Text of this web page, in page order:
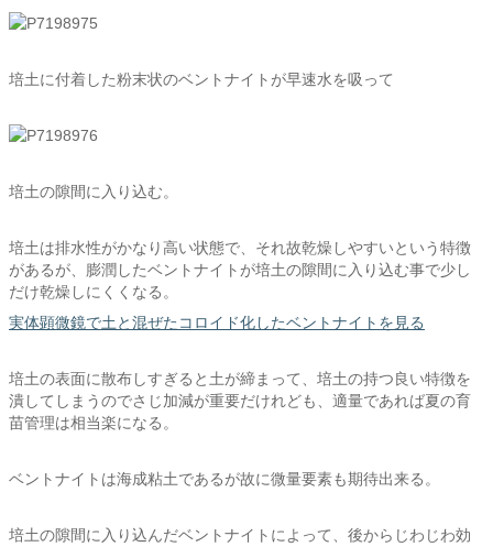
培土に付着した粉末状のベントナイトが早速水を吸って
培土の隙間に入り込む。
培土は排水性がかなり高い状態で、それ故乾燥しやすいという特徴
があるが、膨潤したベントナイトが培土の隙間に入り込む事で少し
だけ乾燥しにくくなる。
実体顕微鏡で土と混ぜたコロイド化したベントナイトを見る
培土の表面に散布しすぎると土が締まって、培土の持つ良い特徴を
潰してしまうのでさじ加減が重要だけれども、適量であれば夏の育
苗管理は相当楽になる。
ベントナイトは海成粘土であるが故に微量要素も期待出来る。
培土の隙間に入り込んだベントナイトによって、後からじわじわ効